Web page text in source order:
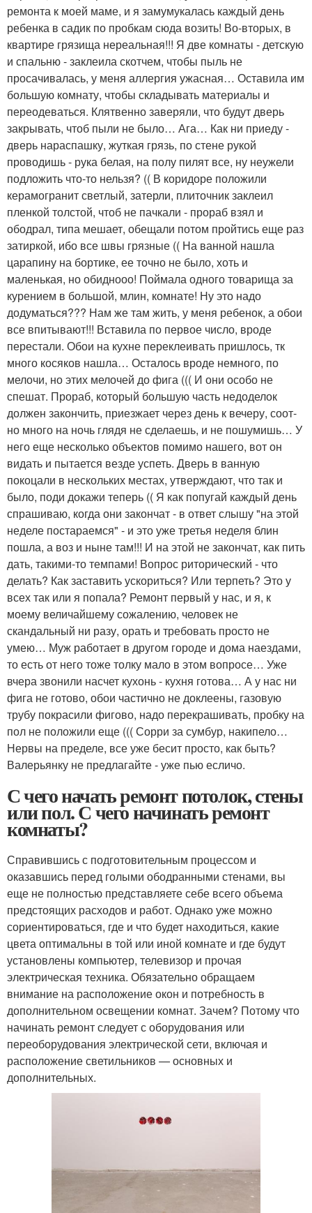
ремонта к моей маме, и я замумукалась каждый день
ребенка в садик по пробкам сюда возить! Во-вторых, в
квартире грязища нереальная!!! Я две комнаты - детскую
и спальню - заклеила скотчем, чтобы пыль не
просачивалась, у меня аллергия ужасная… Оставила им
большую комнату, чтобы складывать материалы и
переодеваться. Клятвенно заверяли, что будут дверь
закрывать, чтоб пыли не было… Ага… Как ни приеду -
дверь нараспашку, жуткая грязь, по стене рукой
проводишь - рука белая, на полу пилят все, ну неужели
подложить что-то нельзя? (( В коридоре положили
керамогранит светлый, затерли, плиточник заклеил
пленкой толстой, чтоб не пачкали - прораб взял и
ободрал, типа мешает, обещали потом пройтись еще раз
затиркой, ибо все швы грязные (( На ванной нашла
царапину на бортике, ее точно не было, хоть и
маленькая, но обиднооо! Поймала одного товарища за
курением в большой, млин, комнате! Ну это надо
додуматься??? Нам же там жить, у меня ребенок, а обои
все впитывают!!! Вставила по первое число, вроде
перестали. Обои на кухне переклеивать пришлось, тк
много косяков нашла… Осталось вроде немного, по
мелочи, но этих мелочей до фига ((( И они особо не
спешат. Прораб, который большую часть недоделок
должен закончить, приезжает через день к вечеру, соот-
но много на ночь глядя не сделаешь, и не пошумишь… У
него еще несколько объектов помимо нашего, вот он
видать и пытается везде успеть. Дверь в ванную
покоцали в нескольких местах, утверждают, что так и
было, поди докажи теперь (( Я как попугай каждый день
спрашиваю, когда они закончат - в ответ слышу "на этой
неделе постараемся" - и это уже третья неделя блин
пошла, а воз и ныне там!!! И на этой не закончат, как пить
дать, такими-то темпами! Вопрос риторический - что
делать? Как заставить ускориться? Или терпеть? Это у
всех так или я попала? Ремонт первый у нас, и я, к
моему величайшему сожалению, человек не
скандальный ни разу, орать и требовать просто не
умею… Муж работает в другом городе и дома наездами,
то есть от него тоже толку мало в этом вопросе… Уже
вчера звонили насчет кухонь - кухня готова… А у нас ни
фига не готово, обои частично не доклеены, газовую
трубу покрасили фигово, надо перекрашивать, пробку на
пол не положили еще ((( Сорри за сумбур, накипело…
Нервы на пределе, все уже бесит просто, как быть?
Валерьянку не предлагайте - уже пью есличо.
С чего начать ремонт потолок, стены
или пол. С чего начинать ремонт
комнаты?
Справившись с подготовительным процессом и
оказавшись перед голыми ободранными стенами, вы
еще не полностью представляете себе всего объема
предстоящих расходов и работ. Однако уже можно
сориентироваться, где и что будет находиться, какие
цвета оптимальны в той или иной комнате и где будут
установлены компьютер, телевизор и прочая
электрическая техника. Обязательно обращаем
внимание на расположение окон и потребность в
дополнительном освещении комнат. Зачем? Потому что
начинать ремонт следует с оборудования или
переоборудования электрической сети, включая и
расположение светильников — основных и
дополнительных.